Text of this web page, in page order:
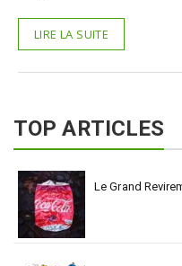
LIRE LA SUITE
TOP ARTICLES
Le Grand